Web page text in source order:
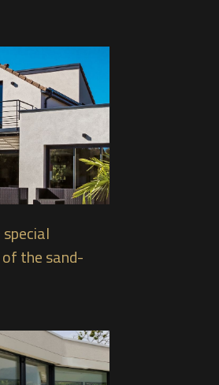
special
the sand-